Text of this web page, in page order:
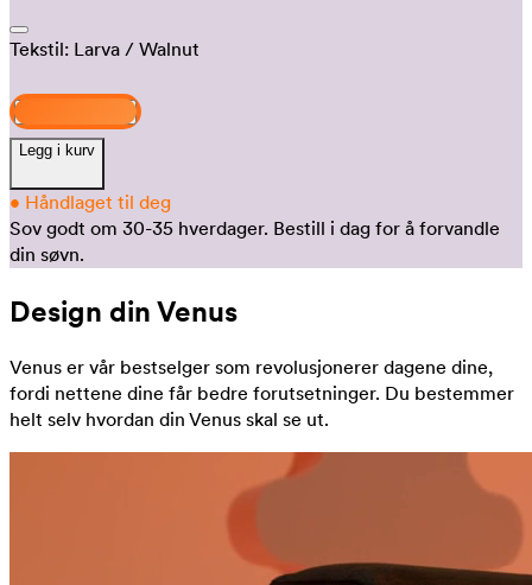
Tekstil: Larva / Walnut
Legg i kurv
• Håndlaget til deg
Sov godt om 30-35 hverdager. Bestill i dag for å forvandle
din søvn.
Design din Venus
Venus er vår bestselger som revolusjonerer dagene dine,
fordi nettene dine får bedre forutsetninger. Du bestemmer
helt selv hvordan din Venus skal se ut.